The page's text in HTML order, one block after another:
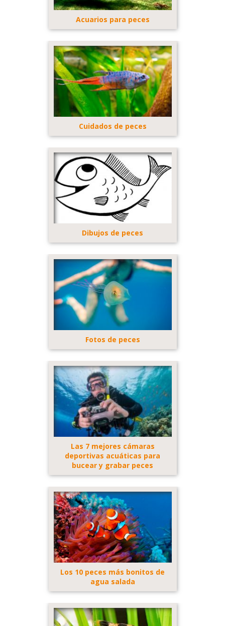
Acuarios para peces
Cuidados de peces
Dibujos de peces
Fotos de peces
Las 7 mejores cámaras
deportivas acuáticas para
bucear y grabar peces
Los 10 peces más bonitos de
agua salada